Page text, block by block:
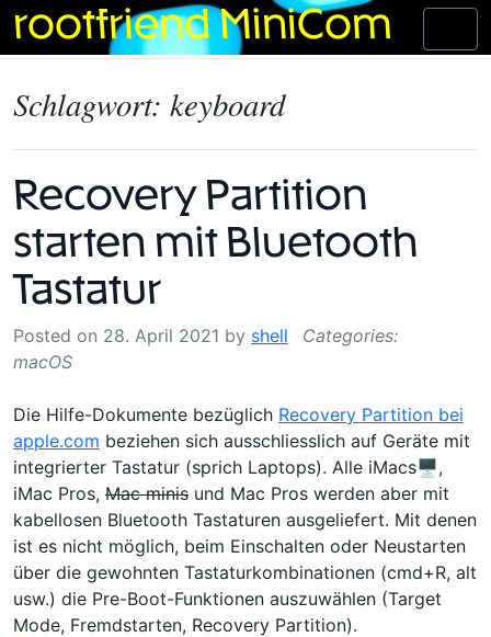
Skip
rootfriend MiniCom
Schlagwort: keyboard
Recovery Partition
starten mit Bluetooth
Tastatur
Posted on 28. April 2021 by shell
macOS
Die Hilfe-Dokumente bezüglich Recovery Partition bei
apple.com beziehen sich ausschliesslich auf Geräte mit
integrierter Tastatur (sprich Laptops). Alle iMacs🖥,
iMac Pros, Mac minis und Mac Pros werden aber mit
kabellosen Bluetooth Tastaturen ausgeliefert. Mit denen
ist es nicht möglich, beim Einschalten oder Neustarten
über die gewohnten Tastaturkombinationen (cmd+R, alt
usw.) die Pre-Boot-Funktionen auszuwählen (Target
Mode, Fremdstarten, Recovery Partition).